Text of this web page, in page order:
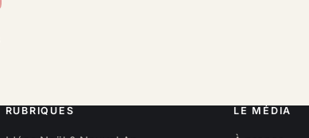
RUBRIQUES LE MÉDIA